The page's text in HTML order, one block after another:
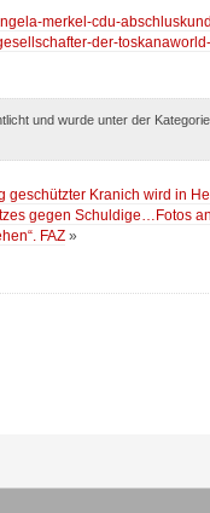
merkel-cdu-
der-
und wurde unter der Kategorie
Kranich wird in
gegen Schuldige…Fotos
FAZ »